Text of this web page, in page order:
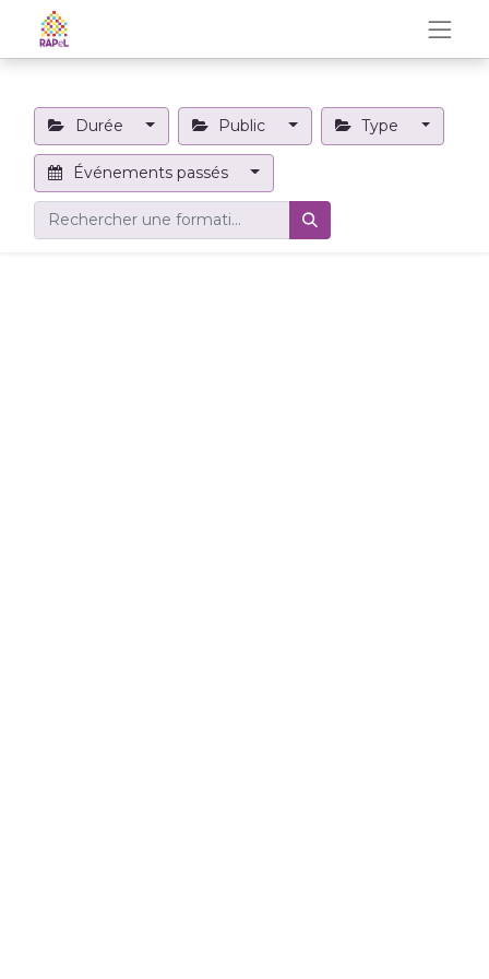
Durée Public Type
Événements passés